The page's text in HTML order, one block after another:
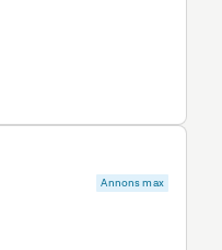
Annons max